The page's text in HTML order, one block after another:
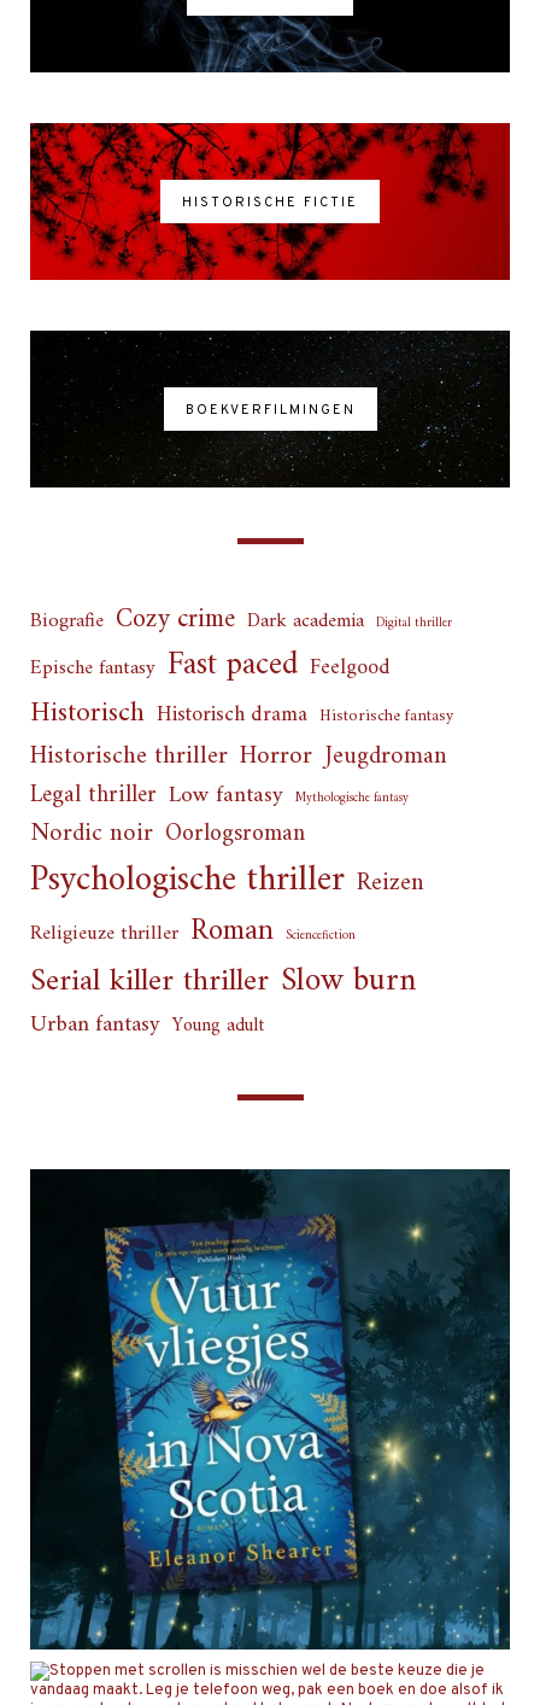
HISTORISCHE FICTIE
BOEKVERFILMINGEN
Biografie Cozy crime Dark academia Digital thriller
Epische fantasy Fast paced Feelgood
Historisch Historisch drama Historische fantasy
Historische thriller Horror Jeugdroman
Legal thriller Low fantasy Mythologische fantasy
Nordic noir Oorlogsroman
Psychologische thriller Reizen
Religieuze thriller Roman Sciencefiction
Serial killer thriller Slow burn
Urban fantasy Young adult